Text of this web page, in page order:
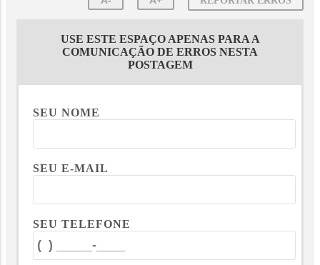
USE ESTE ESPAÇO APENAS PARA A
COMUNICAÇÃO DE ERROS NESTA
POSTAGEM
SEU NOME
SEU E-MAIL
SEU TELEFONE